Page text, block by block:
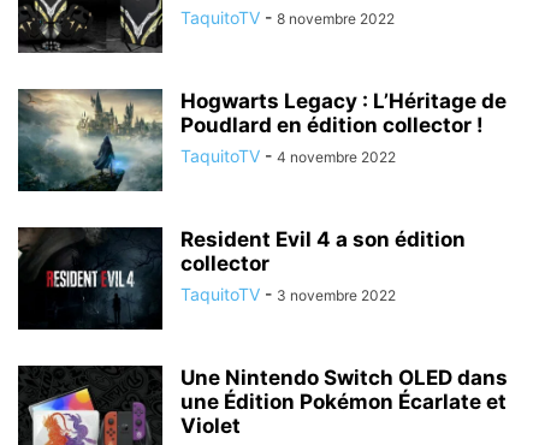
TaquitoTV - 8 novembre 2022
Hogwarts Legacy : L’Héritage de
Poudlard en édition collector !
TaquitoTV - 4 novembre 2022
Resident Evil 4 a son édition
collector
TaquitoTV - 3 novembre 2022
Une Nintendo Switch OLED dans
une Édition Pokémon Écarlate et
Violet